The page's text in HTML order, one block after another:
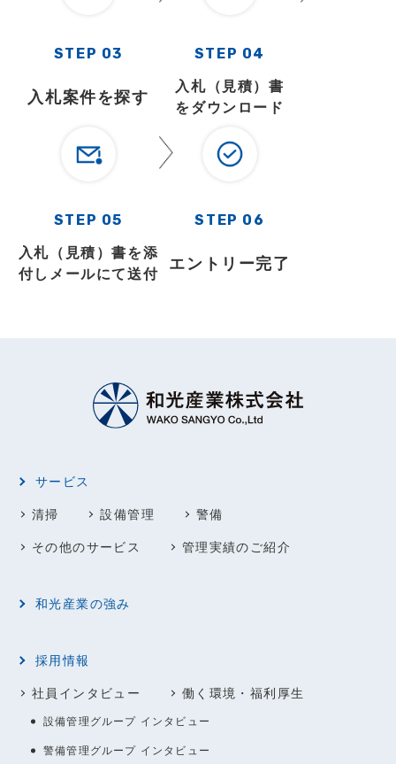
STEP 03
入札案件を探す
STEP 04
入札（見積）書
をダウンロード
STEP 05
入札（見積）書を添
付しメールにて送付
STEP 06
エントリー完了
サービス
清掃 設備管理 警備
その他のサービス 管理実績のご紹介
和光産業の強み
採用情報
社員インタビュー 働く環境・福利厚生
設備管理グループ インタビュー
警備管理グループ インタビュー